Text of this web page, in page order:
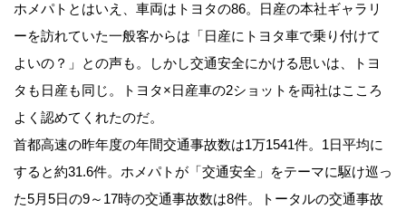
ホメパトとはいえ、車両はトヨタの86。日産の本社ギャラリ
ーを訪れていた一般客からは「日産にトヨタ車で乗り付けて
よいの？」との声も。しかし交通安全にかける思いは、トヨ
タも日産も同じ。トヨタ×日産車の2ショットを両社はこころ
よく認めてくれたのだ。
首都高速の昨年度の年間交通事故数は1万1541件。1日平均に
すると約31.6件。ホメパトが「交通安全」をテーマに駆け巡っ
た5月5日の9～17時の交通事故数は8件。トータルの交通事故